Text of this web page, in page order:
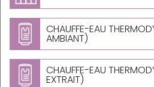
CHAUFFE-EAU
AMBIANT)
CHAUFFE-EAU
EXTRAIT)